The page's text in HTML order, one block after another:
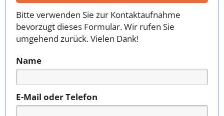
Bitte verwenden Sie zur Kontaktaufnahme
bevorzugt dieses Formular. Wir rufen Sie
umgehend zurück. Vielen Dank!
Name
E-Mail oder Telefon